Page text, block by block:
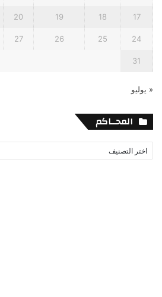
17
18
19
20
24
25
26
27
31
« يوليو
المحــاكم
المحــاكم